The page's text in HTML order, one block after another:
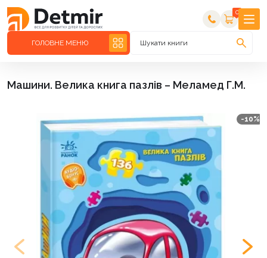
0
ГОЛОВНЕ МЕНЮ Шукати книги
Машини. Велика книга пазлів – Меламед Г.М.
-10%